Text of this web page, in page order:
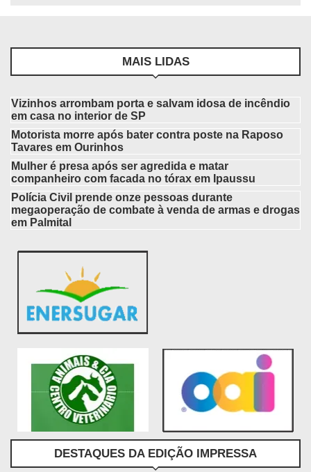
MAIS LIDAS
Vizinhos arrombam porta e salvam idosa de incêndio
em casa no interior de SP
Motorista morre após bater contra poste na Raposo
Tavares em Ourinhos
Mulher é presa após ser agredida e matar
companheiro com facada no tórax em Ipaussu
Polícia Civil prende onze pessoas durante
megaoperação de combate à venda de armas e drogas
em Palmital
DESTAQUES DA EDIÇÃO IMPRESSA